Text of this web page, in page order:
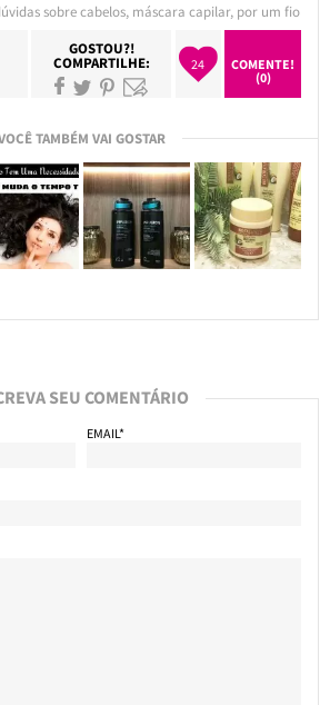
sobre cabelos, máscara capilar, por um fio
GOSTOU?!
COMPARTILHE: 24
COMENTE!
(0)
TAMBÉM VAI GOSTAR
SEU COMENTÁRIO
EMAIL*